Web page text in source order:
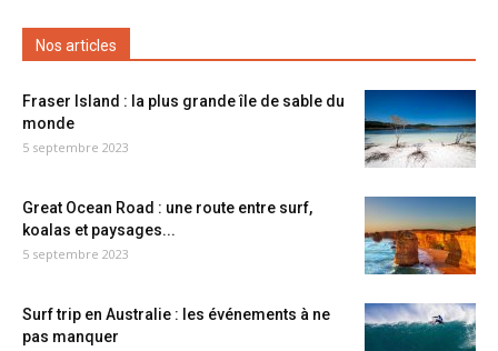
Nos articles
Fraser Island : la plus grande île de sable du
monde
5 septembre 2023
Great Ocean Road : une route entre surf,
koalas et paysages...
5 septembre 2023
Surf trip en Australie : les événements à ne
pas manquer